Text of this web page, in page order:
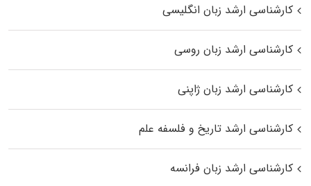
کارشناسی ارشد زبان انگلیسی
کارشناسی ارشد زبان روسی
کارشناسی ارشد زبان ژاپنی
کارشناسی ارشد تاریخ و فلسفه علم
کارشناسی ارشد زبان فرانسه